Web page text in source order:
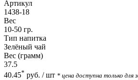
Артикул
1438-18
Вес
10-50 гр.
Тип напитка
Зелёный чай
Вес (грамм)
37.5
40.45* руб. / шт * цена доступна только для